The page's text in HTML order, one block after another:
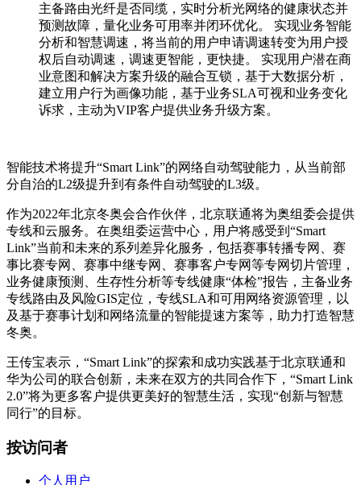
主备路由光纤是否同缆，实时分析光网络的健康状态并
预测故障，量化业务可用率并闭环优化。 实现业务智能
分析和智慧调速，将当前的用户申请调速转变为用户授
权后自动调速，调速更智能，更快捷。 实现用户潜在商
业意图和解决方案升级的融合互锁，基于大数据分析，
建立用户行为画像功能，基于业务SLA可视和业务变化
诉求，主动为VIP客户提供业务升级方案。
智能技术将提升“Smart Link”的网络自动驾驶能力，从当前部
分自治的L2级提升到有条件自动驾驶的L3级。
作为2022年北京冬奥会合作伙伴，北京联通将为奥组委会提供
专线和云服务。在奥组委运营中心，用户将感受到“Smart
Link”当前和未来的系列差异化服务，包括赛事转播专网、赛
事比赛专网、赛事中继专网、赛事客户专网等专网切片管理，
业务健康预测、生存性分析等专线健康“体检”报告，主备业务
专线路由及风险GIS定位，专线SLA和可用网络资源管理，以
及基于赛事计划和网络流量的智能提速方案等，助力打造智慧
冬奥。
王传宝表示，“Smart Link”的探索和成功实践基于北京联通和
华为公司的联合创新，未来在双方的共同合作下，“Smart Link
2.0”将为更多客户提供更美好的智慧生活，实现“创新与智慧
同行”的目标。
按访问者
个人用户